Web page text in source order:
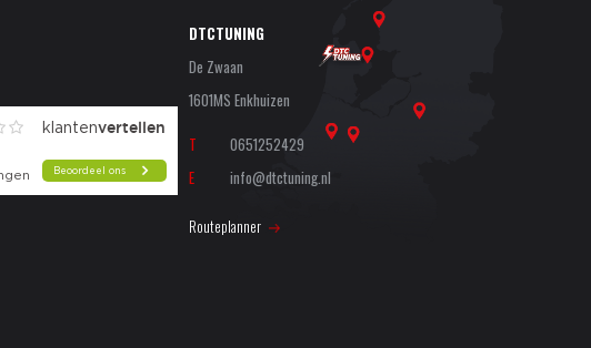
DTCTUNING
De Zwaan
1601MS Enkhuizen
T
0651252429
E
info@dtctuning.nl
Routeplanner